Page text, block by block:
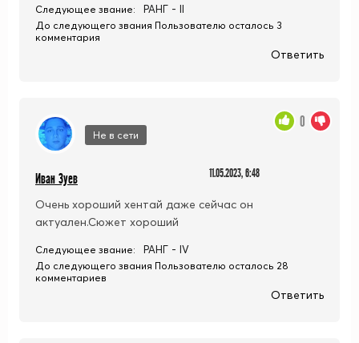
Следующее звание: РАНГ - II
До следующего звания Пользователю осталось 3
комментария
Ответить
Не в сети
Иван Зуев 11.05.2023, 6:48
Очень хороший хентай даже сейчас он
актуален.Сюжет хороший
0
Следующее звание: РАНГ - IV
До следующего звания Пользователю осталось 28
комментариев
Ответить